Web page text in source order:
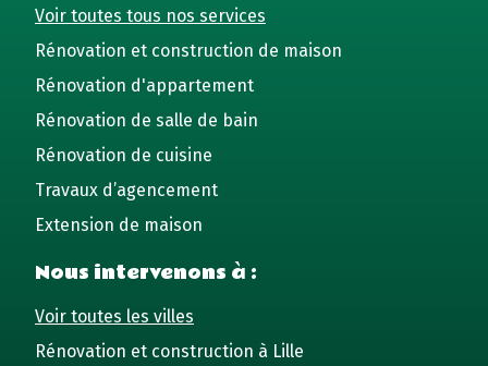
Voir toutes tous nos services
Rénovation et construction de maison
Rénovation d'appartement
Rénovation de salle de bain
Rénovation de cuisine
Travaux d’agencement
Extension de maison
Nous intervenons à :
Voir toutes les villes
Rénovation et construction à Lille